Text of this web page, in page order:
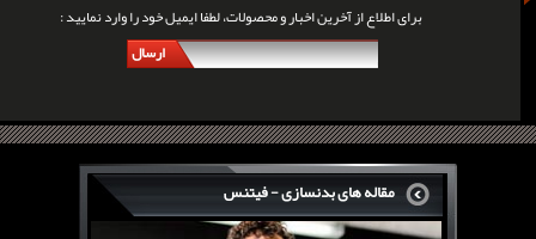
برای اطلاع از آخرین اخبار و محصولات، لطفا ایمیل خود را وارد نمایید :
ارسال
مقاله های بدنسازی - فیتنس